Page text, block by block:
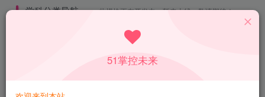
学科分类导航 ——此模块正在开发中，暂未上线，敬请期待！
51掌控未来